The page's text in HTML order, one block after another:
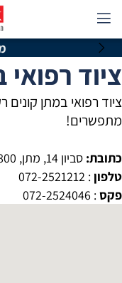
ציוד
ציוד רפואי במתן
מתפשרים!
כתובת: סביון 14, מתן, 4585800
טלפון : 072-2521212
פקס : 072-2524046